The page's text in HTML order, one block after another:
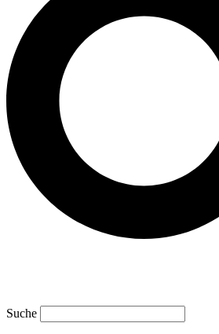
Suche